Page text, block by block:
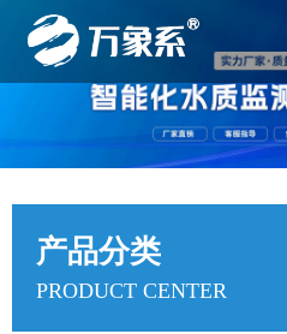
产品分类
PRODUCT CENTER